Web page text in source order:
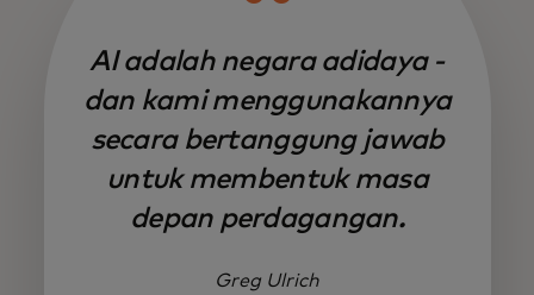
AI adalah negara adidaya -
dan kami menggunakannya
secara bertanggung jawab
untuk membentuk masa
depan perdagangan.
Greg Ulrich